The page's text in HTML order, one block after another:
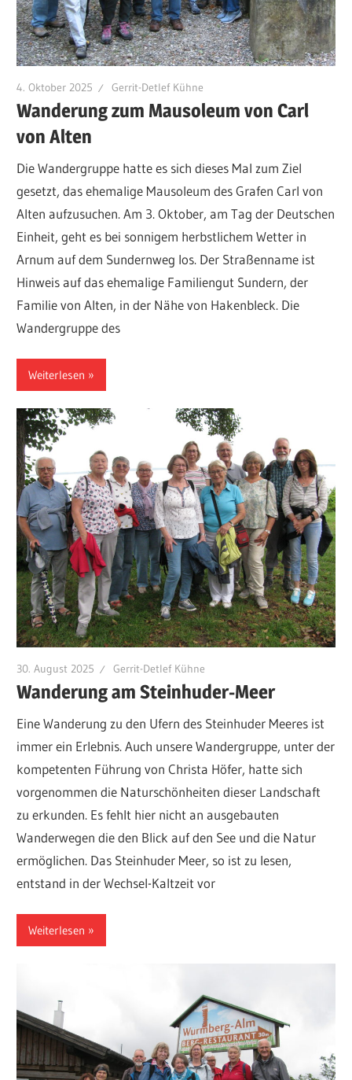
4. Oktober 2025 Gerrit-Detlef Kühne
Wanderung zum Mausoleum von Carl
von Alten
Die Wandergruppe hatte es sich dieses Mal zum Ziel
gesetzt, das ehemalige Mausoleum des Grafen Carl von
Alten aufzusuchen. Am 3. Oktober, am Tag der Deutschen
Einheit, geht es bei sonnigem herbstlichem Wetter in
Arnum auf dem Sundernweg los. Der Straßenname ist
Hinweis auf das ehemalige Familiengut Sundern, der
Familie von Alten, in der Nähe von Hakenbleck. Die
Wandergruppe des
Weiterlesen
30. August 2025 Gerrit-Detlef Kühne
Wanderung am Steinhuder-Meer
Eine Wanderung zu den Ufern des Steinhuder Meeres ist
immer ein Erlebnis. Auch unsere Wandergruppe, unter der
kompetenten Führung von Christa Höfer, hatte sich
vorgenommen die Naturschönheiten dieser Landschaft
zu erkunden. Es fehlt hier nicht an ausgebauten
Wanderwegen die den Blick auf den See und die Natur
ermöglichen. Das Steinhuder Meer, so ist zu lesen,
entstand in der Wechsel-Kaltzeit vor
Weiterlesen